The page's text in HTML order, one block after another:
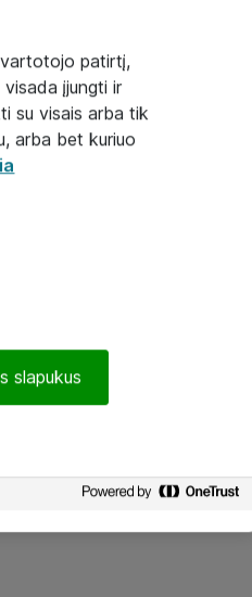
vartotojo patirtį,
įjungti ir
su visais arba tik
arba bet kuriuo
slapukus